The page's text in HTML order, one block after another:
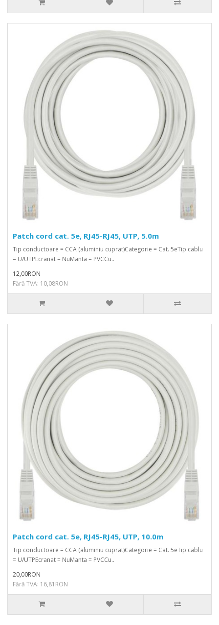
Patch cord cat. 5e, RJ45-RJ45, UTP, 5.0m
Tip conductoare = CCA (aluminiu cuprat)Categorie = Cat. 5eTip cablu
= U/UTPEcranat = NuManta = PVCCu..
12,00RON
Fără TVA: 10,08RON
Patch cord cat. 5e, RJ45-RJ45, UTP, 10.0m
Tip conductoare = CCA (aluminiu cuprat)Categorie = Cat. 5eTip cablu
= U/UTPEcranat = NuManta = PVCCu..
20,00RON
Fără TVA: 16,81RON